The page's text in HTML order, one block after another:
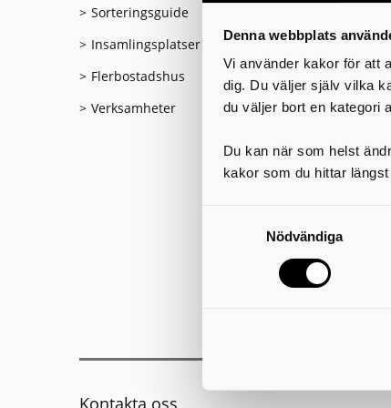
Denna webbplats
Vi använder kakor för att
dig. Du väljer själv vilka
du väljer bort en kategori
Du kan när som helst
kakor som du hittar
Nödvändiga
Sorteringsguide
Insamlingsplatser (återvinningsstationer)
Flerbostadshus
Verksamheter
Kontakta oss